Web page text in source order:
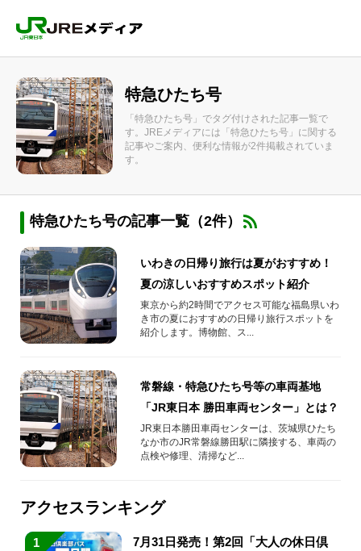
特急ひたち号
「特急ひたち号」でタグ付けされた記事一覧で
す。JREメディアには「特急ひたち号」に関する
記事やご案内、便利な情報が2件掲載されていま
す。
特急ひたち号の記事一覧（2件）
いわきの日帰り旅行は夏がおすすめ！
夏の涼しいおすすめスポット紹介
東京から約2時間でアクセス可能な福島県いわ
き市の夏におすすめの日帰り旅行スポットを
紹介します。博物館、ス...
常磐線・特急ひたち号等の車両基地
「JR東日本 勝田車両センター」とは？
JR東日本勝田車両センターは、茨城県ひたち
なか市のJR常磐線勝田駅に隣接する、車両の
点検や修理、清掃など...
アクセスランキング
1
7月31日発売！第2回「大人の休日倶